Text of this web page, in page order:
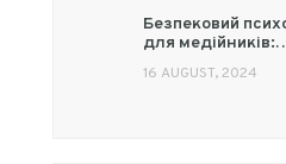
Безпековий
для
16 AUGUST, 2024